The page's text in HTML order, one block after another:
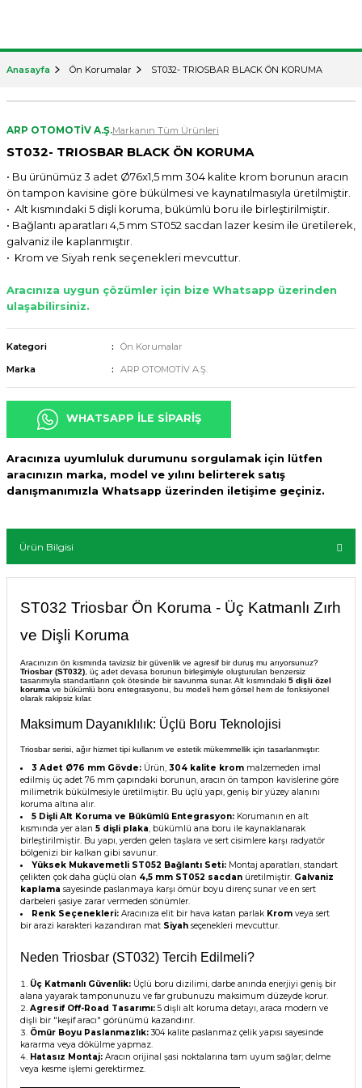
Anasayfa Ön Korumalar ST032- TRIOSBAR BLACK ÖN KORUMA
ARP OTOMOTİV A.Ş.Markanın Tüm Ürünleri
ST032- TRIOSBAR BLACK ÖN KORUMA
• Bu ürünümüz 3 adet Ø76x1,5 mm 304 kalite krom borunun aracın
ön tampon kavisine göre bükülmesi ve kaynatılmasıyla üretilmiştir.
• Alt kısmındaki 5 dişli koruma, bükümlü boru ile birleştirilmiştir.
• Bağlantı aparatları 4,5 mm ST052 sacdan lazer kesim ile üretilerek,
galvaniz ile kaplanmıştır.
• Krom ve Siyah renk seçenekleri mevcuttur.
Aracınıza uygun çözümler için bize Whatsapp üzerinden
ulaşabilirsiniz.
Kategori
Ön Korumalar
Marka
ARP OTOMOTİV A.Ş.
WHATSAPP İLE SİPARİŞ
Aracınıza uyumluluk durumunu sorgulamak için lütfen
aracınızın marka, model ve yılını belirterek satış
danışmanımızla Whatsapp üzerinden iletişime geçiniz.
Ürün Bilgisi
ST032 Triosbar Ön Koruma - Üç Katmanlı Zırh
ve Dişli Koruma
Aracınızın ön kısmında tavizsiz bir güvenlik ve agresif bir duruş mu arıyorsunuz?
Triosbar (ST032) , üç adet devasa borunun birleşimiyle oluşturulan benzersiz
tasarımıyla standartların çok ötesinde bir savunma sunar. Alt kısmındaki 5 dişli özel
koruma ve bükümlü boru entegrasyonu, bu modeli hem görsel hem de fonksiyonel
olarak rakipsiz kılar.
Maksimum Dayanıklılık: Üçlü Boru Teknolojisi
Triosbar serisi, ağır hizmet tipi kullanım ve estetik mükemmellik için tasarlanmıştır:
3 Adet Ø76 mm Gövde: Ürün,304 kalite krom malzemeden imal
edilmiş üç adet 76 mm çapındaki borunun, aracın ön tampon kavislerine göre
milimetrik bükülmesiyle üretilmiştir. Bu üçlü yapı, geniş bir yüzey alanını
koruma altına alır.
5 Dişli Alt Koruma ve Bükümlü Entegrasyon: Korumanın en alt
kısmında yer alan 5 dişli plaka, bükümlü ana boru ile kaynaklanarak
birleştirilmiştir. Bu yapı, yerden gelen taşlara ve sert cisimlere karşı radyatör
bölgenizi bir kalkan gibi savunur.
Yüksek Mukavemetli ST052 Bağlantı Seti: Montaj aparatları, standart
çelikten çok daha güçlü olan 4,5 mm ST052 sacdan üretilmiştir. Galvaniz
kaplama sayesinde paslanmaya karşı ömür boyu direnç sunar ve en sert
darbeleri şasiye zarar vermeden sönümler.
Renk Seçenekleri: Aracınıza elit bir hava katan parlak Krom veya sert
bir arazi karakteri kazandıran mat Siyah seçenekleri mevcuttur.
Neden Triosbar (ST032) Tercih Edilmeli?
Üç Katmanlı Güvenlik: Üçlü boru dizilimi, darbe anında enerjiyi geniş bir
alana yayarak tamponunuzu ve far grubunuzu maksimum düzeyde korur.
Agresif Off-Road Tasarımı: 5 dişli alt koruma detayı, araca modern ve
dişli bir "keşif aracı" görünümü kazandırır.
Ömür Boyu Paslanmazlık:304 kalite paslanmaz çelik yapısı sayesinde
kararma veya dökülme yapmaz.
Hatasız Montaj: Aracın orijinal şasi noktalarına tam uyum sağlar; delme
veya kesme işlemi gerektirmez.